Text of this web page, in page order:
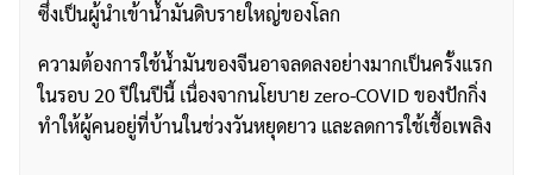
ซึ่งเป็นผู้นำเข้าน้ำมันดิบรายใหญ่ของโลก
ความต้องการใช้น้ำมันของจีนอาจลดลงอย่างมากเป็นครั้งแรก
ในรอบ 20 ปีในปีนี้ เนื่องจากนโยบาย zero-COVID ของปักกิ่ง
ทำให้ผู้คนอยู่ที่บ้านในช่วงวันหยุดยาว และลดการใช้เชื้อเพลิง